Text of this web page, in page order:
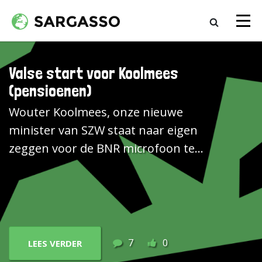
Valse start voor Koolmees
(pensioenen)
Wouter Koolmees, onze nieuwe
minister van SZW staat naar eigen
zeggen voor de BNR microfoon te
popelen om de pensioenen op de
schop te nemen. Maar daar is geen
enkele rationele reden voor.
vergelijkende pensioen index.
Natuurlijk is elke vergelijking
LEES VERDER 7 0